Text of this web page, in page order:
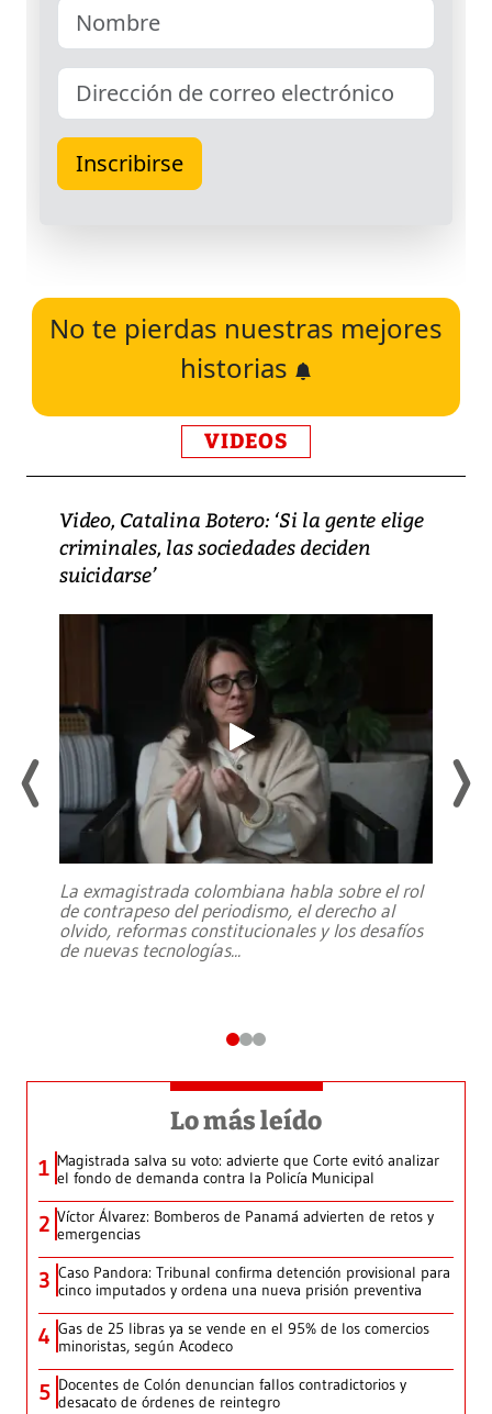
No te pierdas nuestras mejores
historias
VIDEOS
Video, Catalina Botero: ‘Si la gente elige
criminales, las sociedades deciden
suicidarse’
La exmagistrada colombiana habla sobre el rol
de contrapeso del periodismo, el derecho al
olvido, reformas constitucionales y los desafíos
de nuevas tecnologías...
Lo más leído
1 Magistrada salva su voto: advierte que Corte evitó analizar
el fondo de demanda contra la Policía Municipal
2 Víctor Álvarez: Bomberos de Panamá advierten de retos y
emergencias
3 Caso Pandora: Tribunal confirma detención provisional para
cinco imputados y ordena una nueva prisión preventiva
4 Gas de 25 libras ya se vende en el 95% de los comercios
minoristas, según Acodeco
5 Docentes de Colón denuncian fallos contradictorios y
desacato de órdenes de reintegro